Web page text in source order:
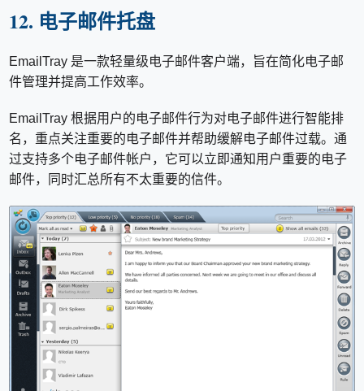
12. 电子邮件托盘
EmailTray 是一款轻量级电子邮件客户端，旨在简化电子邮
件管理并提高工作效率。
EmailTray 根据用户的电子邮件行为对电子邮件进行智能排
名，重点关注重要的电子邮件并帮助缓解电子邮件过载。通
过支持多个电子邮件帐户，它可以立即通知用户重要的电子
邮件，同时汇总所有不太重要的信件。